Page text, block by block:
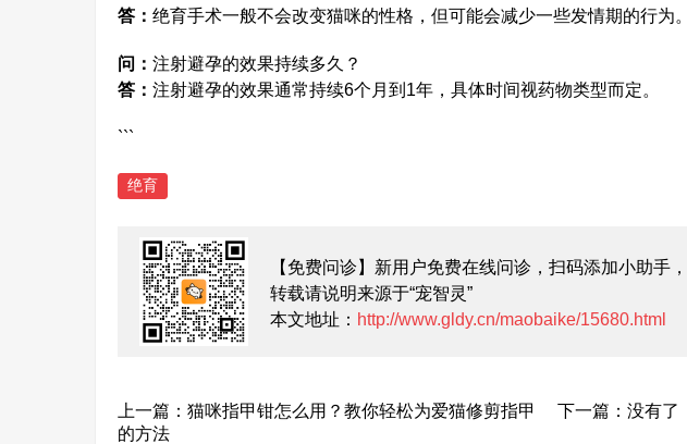
答： 绝育手术一般不会改变猫咪的性格，但可能会减少一些发情期的行为。
问： 注射避孕的效果持续多久？
答： 注射避孕的效果通常持续6个月到1年，具体时间视药物类型而定。
```
绝育
【免费问诊】新用户免费在线问诊，扫码添加小助手
转载请说明来源于“宠智灵”
本文地址： http://www.gldy.cn/maobaike/15680.html
上一篇：猫咪指甲钳怎么用？教你轻松为爱猫修剪指甲
的方法
下一篇：没有了